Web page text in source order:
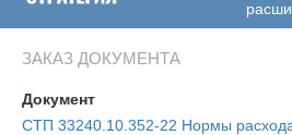
ЗАКАЗ ДОКУМЕНТА
Документ
СТП 33240.10.352-22 Нормы